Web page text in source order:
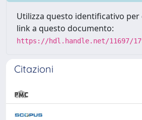
Utilizza questo identificativo
link a questo documento:
https://hdl.handle.net/11697/
Citazioni